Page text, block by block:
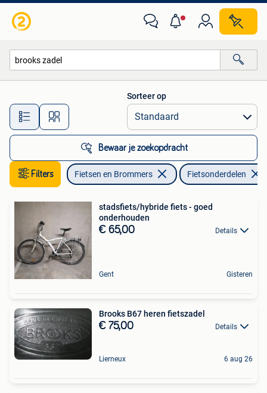
Alle afstanden…
Sorteer op
Bewaar je zoekopdracht
Filters Fietsen en Brommers Fietsonderdelen
stadsfiets/hybride fiets - goed
onderhouden
€ 65,00 Details
Gent Gisteren
Brooks B67 heren fietszadel
€ 75,00 Details
Lierneux 6 aug 26